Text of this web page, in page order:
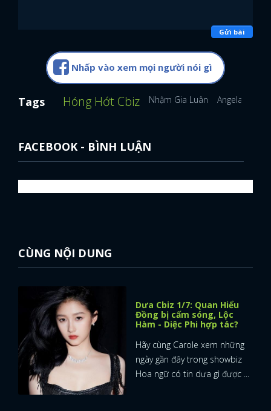
Gửi bài
Nhấp vào xem mọi người nói gì
Tags Hóng Hớt Cbiz Nhậm Gia Luân AngelaBaby
FACEBOOK - BÌNH LUẬN
CÙNG NỘI DUNG
Dưa Cbiz 1/7: Quan Hiểu
Đồng bị cấm sóng, Lộc
Hàm - Diệc Phi hợp tác?
Hãy cùng Carole xem những
ngày gần đây trong showbiz
Hoa ngữ có tin dưa gì được ...